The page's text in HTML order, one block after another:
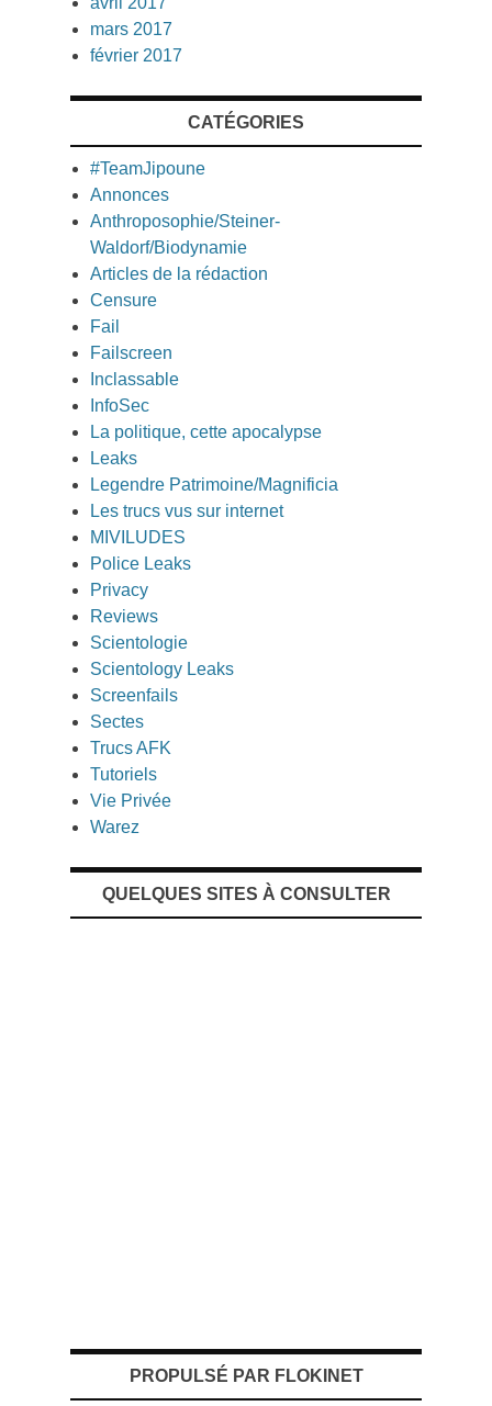
mars 2017
février 2017
CATÉGORIES
#TeamJipoune
Annonces
Anthroposophie/Steiner-
Waldorf/Biodynamie
Articles de la rédaction
Censure
Fail
Failscreen
Inclassable
InfoSec
La politique, cette apocalypse
Leaks
Legendre Patrimoine/Magnificia
Les trucs vus sur internet
MIVILUDES
Police Leaks
Privacy
Reviews
Scientologie
Scientology Leaks
Screenfails
Sectes
Trucs AFK
Tutoriels
Vie Privée
Warez
QUELQUES SITES À CONSULTER
PROPULSÉ PAR FLOKINET